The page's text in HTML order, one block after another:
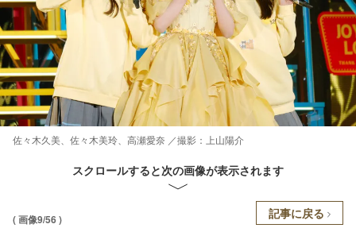
佐々木久美、佐々木美玲、高瀬愛奈 ／撮影：上山陽介
スクロールすると次の画像が表示されます
( 画像9/56 ) 記事に戻る